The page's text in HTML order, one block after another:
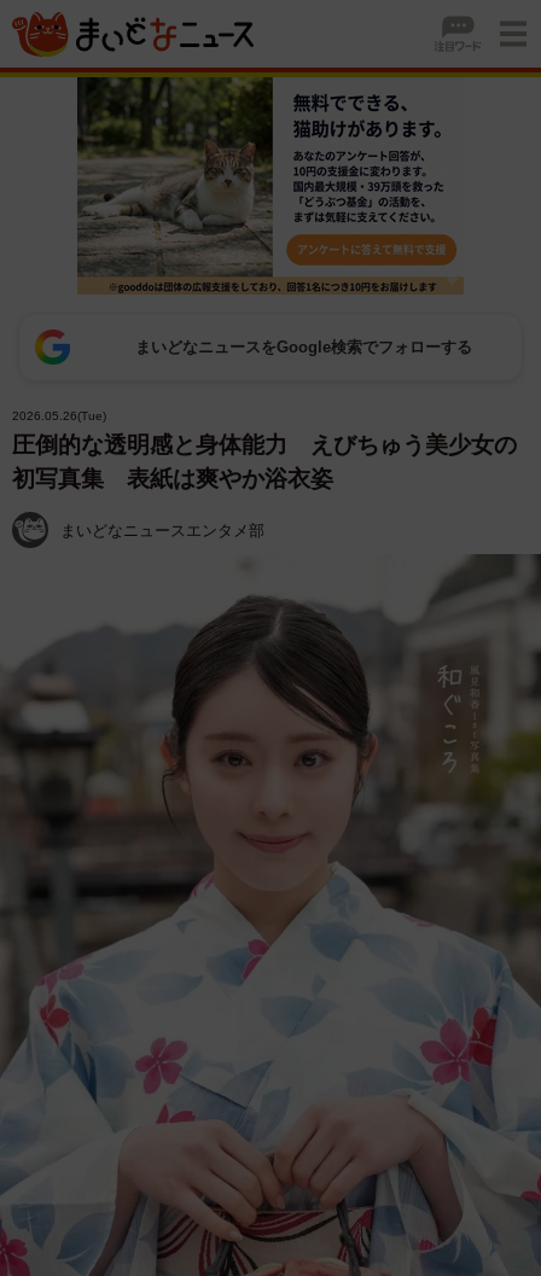
まいどなニュースをGoogle検索でフォローする
2026.05.26(Tue)
圧倒的な透明感と身体能力 えびちゅう美少女の
初写真集 表紙は爽やか浴衣姿
まいどなニュースエンタメ部